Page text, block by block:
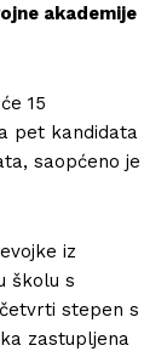
akademije
15
pet kandidata
saopćeno je
iz
školu s
stepen s
zastupljena